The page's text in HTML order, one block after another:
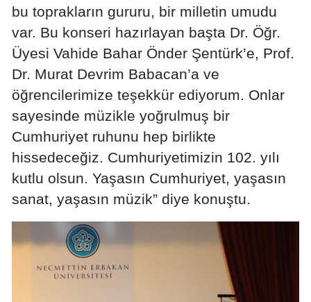
bu toprakların gururu, bir milletin umudu
var. Bu konseri hazırlayan başta Dr. Öğr.
Üyesi Vahide Bahar Önder Şentürk’e, Prof.
Dr. Murat Devrim Babacan’a ve
öğrencilerimize teşekkür ediyorum. Onlar
sayesinde müzikle yoğrulmuş bir
Cumhuriyet ruhunu hep birlikte
hissedeceğiz. Cumhuriyetimizin 102. yılı
kutlu olsun. Yaşasın Cumhuriyet, yaşasın
sanat, yaşasın müzik” diye konuştu.